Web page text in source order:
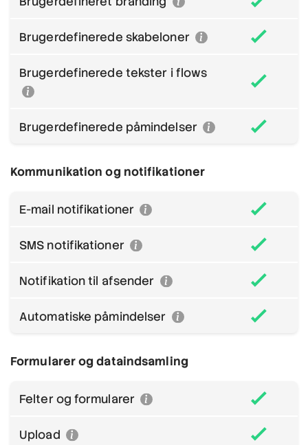
Brugerdefinerede skabeloner
Brugerdefinerede tekster i flows
Brugerdefinerede påmindelser
Kommunikation og notifikationer
E-mail notifikationer
SMS notifikationer
Notifikation til afsender
Automatiske påmindelser
Formularer og dataindsamling
Felter og formularer
Upload